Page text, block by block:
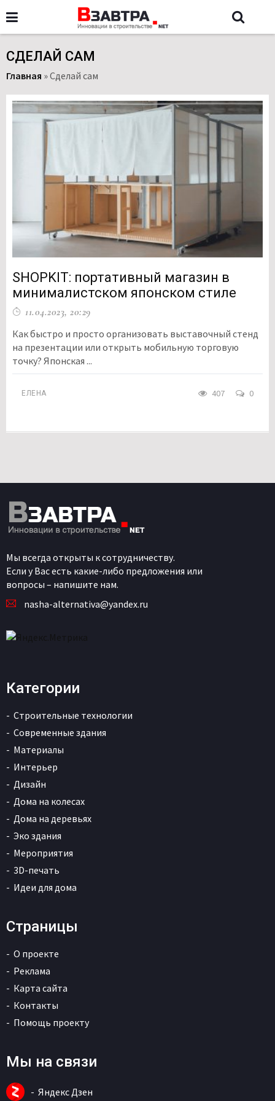
СДЕЛАЙ САМ
Главная »Сделай сам
SHOPKIT: портативный магазин в
минималистском японском стиле
11.04.2023, 20:29
Как быстро и просто организовать выставочный стенд
на презентации или открыть мобильную торговую
точку? Японская ...
ЕЛЕНА 407 0
Мы всегда открыты к сотрудничеству.
Если у Вас есть какие-либо предложения или
вопросы – напишите нам.
nasha-alternativa@yandex.ru
Категории
Строительные технологии
Современные здания
Материалы
Интерьер
Дизайн
Дома на колесах
Дома на деревьях
Эко здания
Мероприятия
3D-печать
Идеи для дома
Страницы
О проекте
Реклама
Карта сайта
Контакты
Помощь проекту
Мы на связи
Яндекс Дзен